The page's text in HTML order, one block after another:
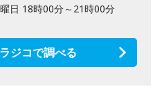
日 18時00分～21時00分
ジコで調べる